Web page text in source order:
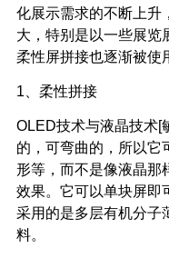
化展示需求的不断上升
大，特别是以一些展览
柔性屏拼接也逐渐被使
1、柔性拼接
OLED技术与液晶技术[
的，可弯曲的，所以它
形等，而不是像液晶那
效果。它可以单块屏即
采用的是多层有机分子
料。